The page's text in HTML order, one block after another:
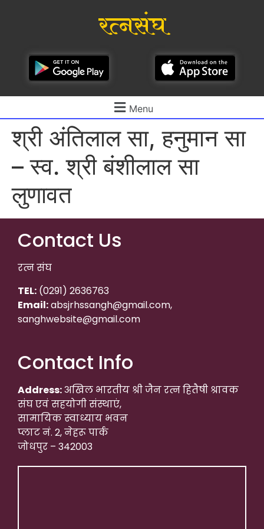
रत्नसंघ
Menu
श्री अंतिलाल सा, हनुमान सा
– स्व. श्री बंशीलाल सा
लुणावत
Contact Us
रत्न संघ
TEL: (0291) 2636763
Email:absjrhssangh@gmail.com,
sanghwebsite@gmail.com
Contact Info
Address:अखिल भारतीय श्री जैन रत्न हितैषी श्रावक
संघ एवं सहयोगी संस्थाएं,
सामायिक स्वाध्याय भवन
प्लाट नं. 2, नेहरू पार्क
जोधपुर – 342003